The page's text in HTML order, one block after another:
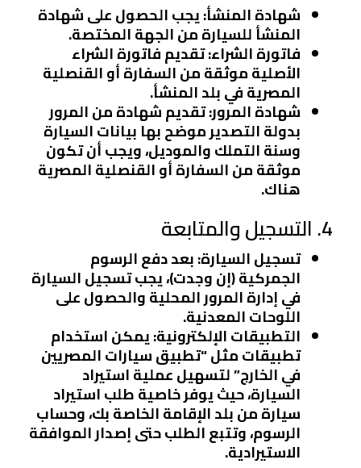
شهادة المنشأ: يجب الحصول على شهادة
المنشأ للسيارة من الجهة المختصة.
فاتورة الشراء: تقديم فاتورة الشراء
الأصلية موثقة من السفارة أو القنصلية
المصرية في بلد المنشأ.
شهادة المرور: تقديم شهادة من المرور
بدولة التصدير موضح بها بيانات السيارة
وسنة التملك والموديل، ويجب أن تكون
موثقة من السفارة أو القنصلية المصرية
هناك.
4. التسجيل والمتابعة
تسجيل السيارة: بعد دفع الرسوم
الجمركية (إن وجدت)، يجب تسجيل السيارة
في إدارة المرور المحلية والحصول على
اللوحات المعدنية.
التطبيقات الإلكترونية: يمكن استخدام
تطبيقات مثل “تطبيق سيارات المصريين
في الخارج” لتسهيل عملية استيراد
السيارة، حيث يوفر خاصية طلب استيراد
سيارة من بلد الإقامة الخاصة بك، وحساب
الرسوم، وتتبع الطلب حتى إصدار الموافقة
الاستيرادية.